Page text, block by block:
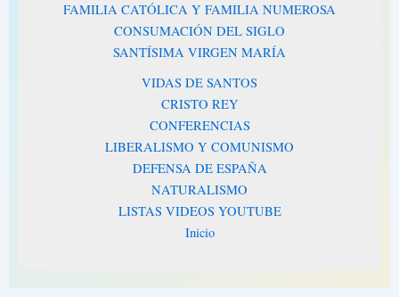
FAMILIA CATÓLICA Y FAMILIA NUMEROSA
CONSUMACIÓN DEL SIGLO
SANTÍSIMA VIRGEN MARÍA
VIDAS DE SANTOS
CRISTO REY
CONFERENCIAS
LIBERALISMO Y COMUNISMO
DEFENSA DE ESPAÑA
NATURALISMO
LISTAS VIDEOS YOUTUBE
Inicio